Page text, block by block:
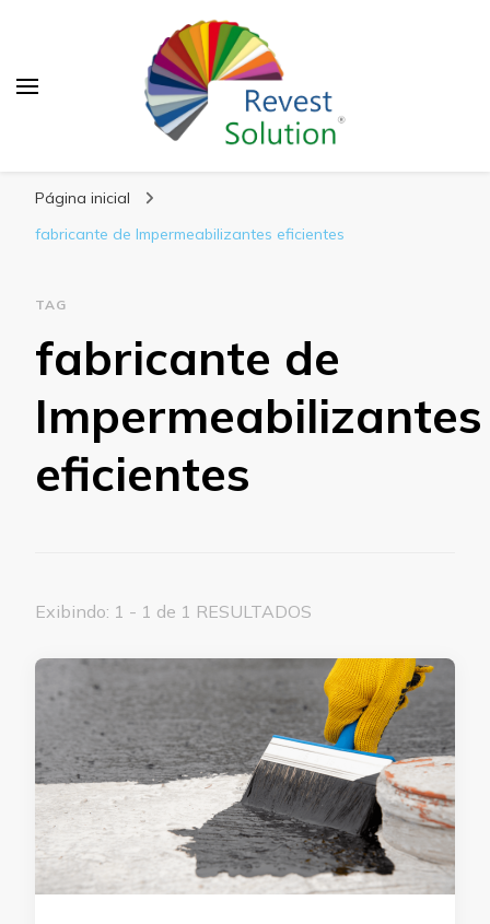
Página inicial
fabricante de Impermeabilizantes eficientes
TAG
fabricante de
Impermeabilizantes
eficientes
Exibindo: 1 - 1 de 1 RESULTADOS